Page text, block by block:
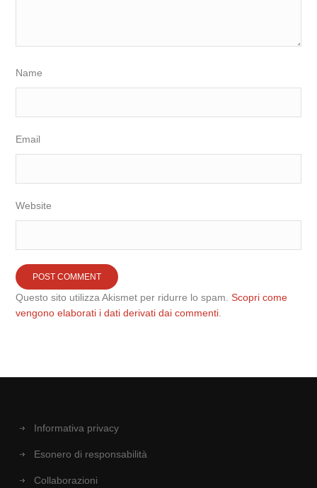
Name
Email
Website
Questo sito utilizza Akismet per ridurre lo spam.Scopri come
vengono elaborati i dati derivati dai commenti.
Informativa privacy
Esonero di responsabilità
Collaborazioni